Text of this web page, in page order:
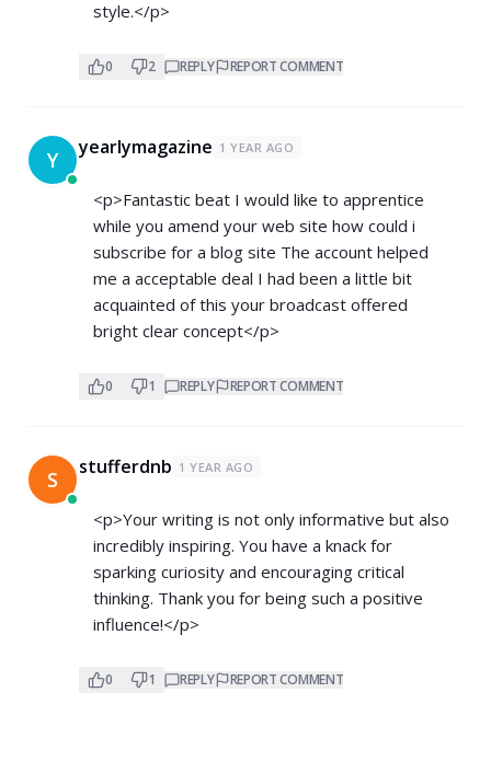
style.</p>
0 2 REPLY REPORT COMMENT
Y yearlymagazine 1 YEAR AGO
<p>Fantastic beat I would like to apprentice
while you amend your web site how could i
subscribe for a blog site The account helped
me a acceptable deal I had been a little bit
acquainted of this your broadcast offered
bright clear concept</p>
0 1 REPLY REPORT COMMENT
S stufferdnb 1 YEAR AGO
<p>Your writing is not only informative but also
incredibly inspiring. You have a knack for
sparking curiosity and encouraging critical
thinking. Thank you for being such a positive
influence!</p>
0 1 REPLY REPORT COMMENT